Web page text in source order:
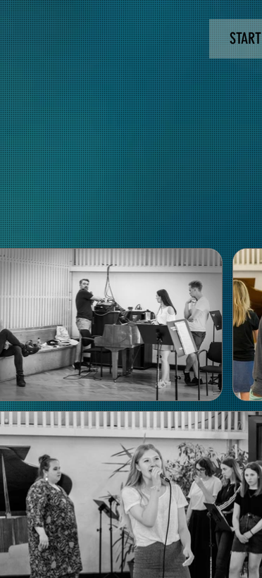
START